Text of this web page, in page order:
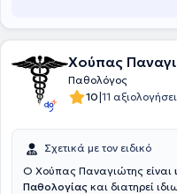
Χούπας
Παθολόγος
10|11
Σχετικά με τον ειδικό
O Χούπας Παναγιώτης είναι
Παθολογίας και διατηρεί